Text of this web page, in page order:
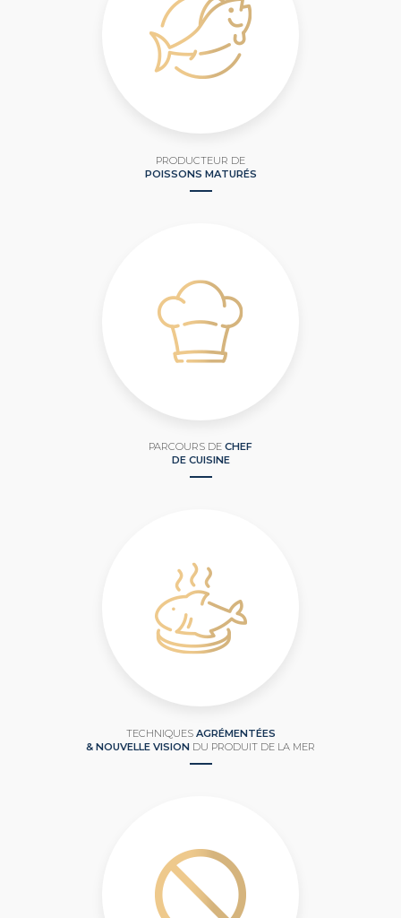
PRODUCTEUR DE
POISSONS MATURÉS
PARCOURS DE CHEF
DE CUISINE
TECHNIQUES AGRÉMENTÉES
& NOUVELLE VISION DU PRODUIT DE LA MER